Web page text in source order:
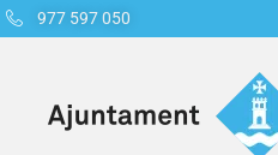
977 597 050